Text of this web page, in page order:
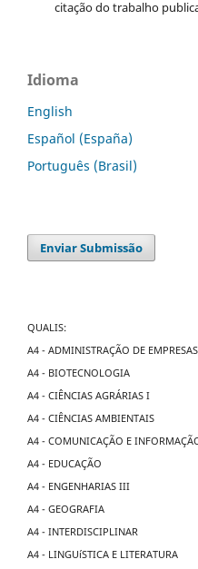
citação do trabalho
Idioma
English
Español (España)
Português (Brasil)
Enviar Submissão
QUALIS:
A4 - ADMINISTRAÇÃO DE
A4 - BIOTECNOLOGIA
A4 - CIÊNCIAS AGRÁRIAS I
A4 - CIÊNCIAS AMBIENTAIS
A4 - COMUNICAÇÃO E
A4 - EDUCAÇÃO
A4 - ENGENHARIAS III
A4 - GEOGRAFIA
A4 - INTERDISCIPLINAR
A4 - LINGUíSTICA E LITERATURA